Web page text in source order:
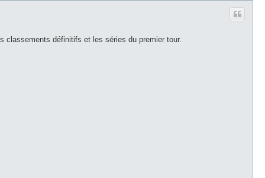
classements définitifs et les séries du premier tour.